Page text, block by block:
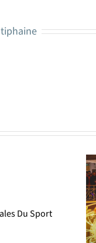
tiphaine